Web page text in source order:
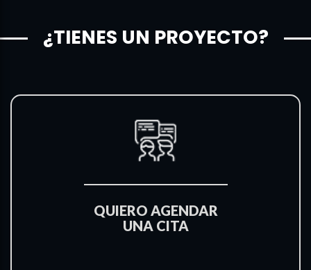
¿TIENES UN PROYECTO?
QUIERO AGENDAR
UNA CITA